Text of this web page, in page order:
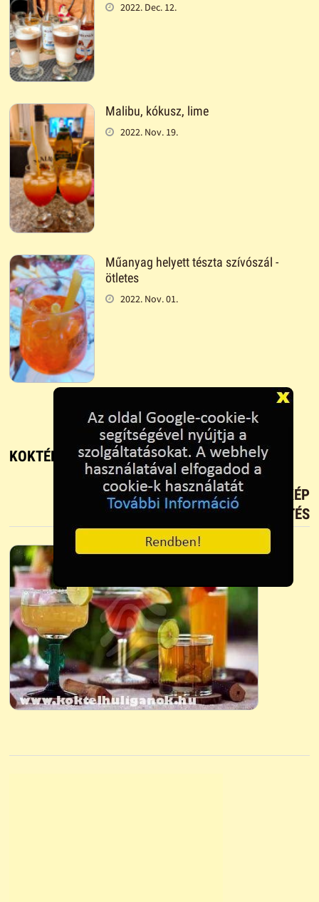
2022. Dec. 12.
Malibu, kókusz, lime
2022. Nov. 19.
Műanyag helyett tészta szívószál -
ötletes
2022. Nov. 01.
KOKTÉL PARTY-N - KOKTÉL KÜLÖNLEGESSÉG
TETSZIK?TÖLTS FEL FOTÓT TE IS!
ÚJ KÉP
FELTÖLTÉS